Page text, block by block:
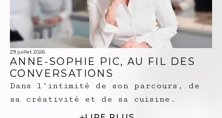
Valence
La Cheffe
29 juillet 2026
ANNE-SOPHIE PIC, AU FIL DES
CONVERSATIONS
Dans l’intimité de son parcours, de
sa créativité et de sa cuisine.